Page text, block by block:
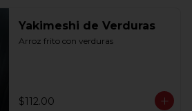
Yakimeshi de Verduras
Arroz frito con verduras
$112.00